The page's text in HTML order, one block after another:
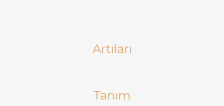
Artıları
Tanım